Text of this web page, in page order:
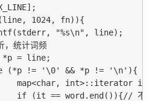
1024, fn)){
"%s\n", line);
统计词频
= line;
(*p != '\0' && *p != '\n'){
map<char, int>::iterator it
if (it == word.end()){// 不